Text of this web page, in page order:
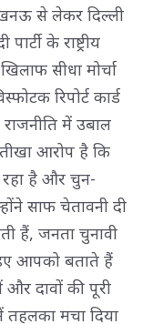
से लेकर दिल्ली
के राष्ट्रीय
सीधा मोर्चा
रिपोर्ट कार्ड
में उबाल
आरोप है कि
है और चुन-
साफ चेतावनी दी
हैं, जनता चुनावी
आपको बताते हैं
दावों की पूरी
तहलका मचा दिया